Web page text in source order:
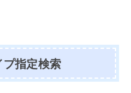
指定検索